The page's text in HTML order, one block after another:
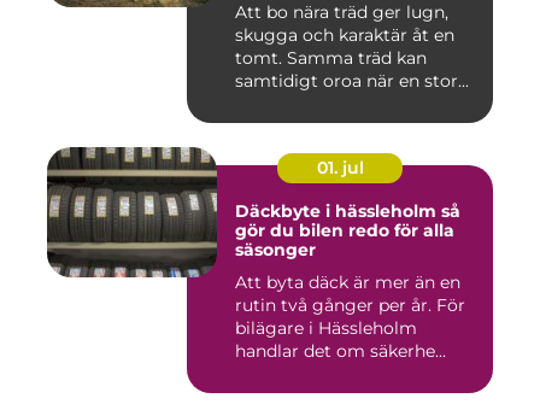
Att bo nära träd ger lugn,
skugga och karaktär åt en
tomt. Samma träd kan
samtidigt oroa när en stor...
01. jul
Däckbyte i hässleholm så
gör du bilen redo för alla
säsonger
Att byta däck är mer än en
rutin två gånger per år. För
bilägare i Hässleholm
handlar det om säkerhe...